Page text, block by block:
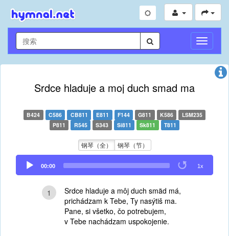
切
换
导
Srdce hladuje a moj duch smad ma
B424 C586 CB811 E811 F144 G811 K586
LSM235
P811
R545 S343 Si811 Sk811 T811
钢琴（全） 钢琴（节）
Audio
Player
00:00 1x
1
Srdce hladuje a môj duch smäd má,
prichádzam k Tebe, Ty nasýtiš ma.
Pane, si všetko, čo potrebujem,
v Tebe nachádzam uspokojenie.